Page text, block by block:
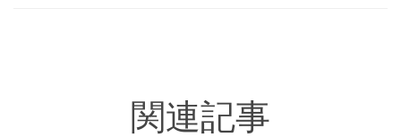
関連記事